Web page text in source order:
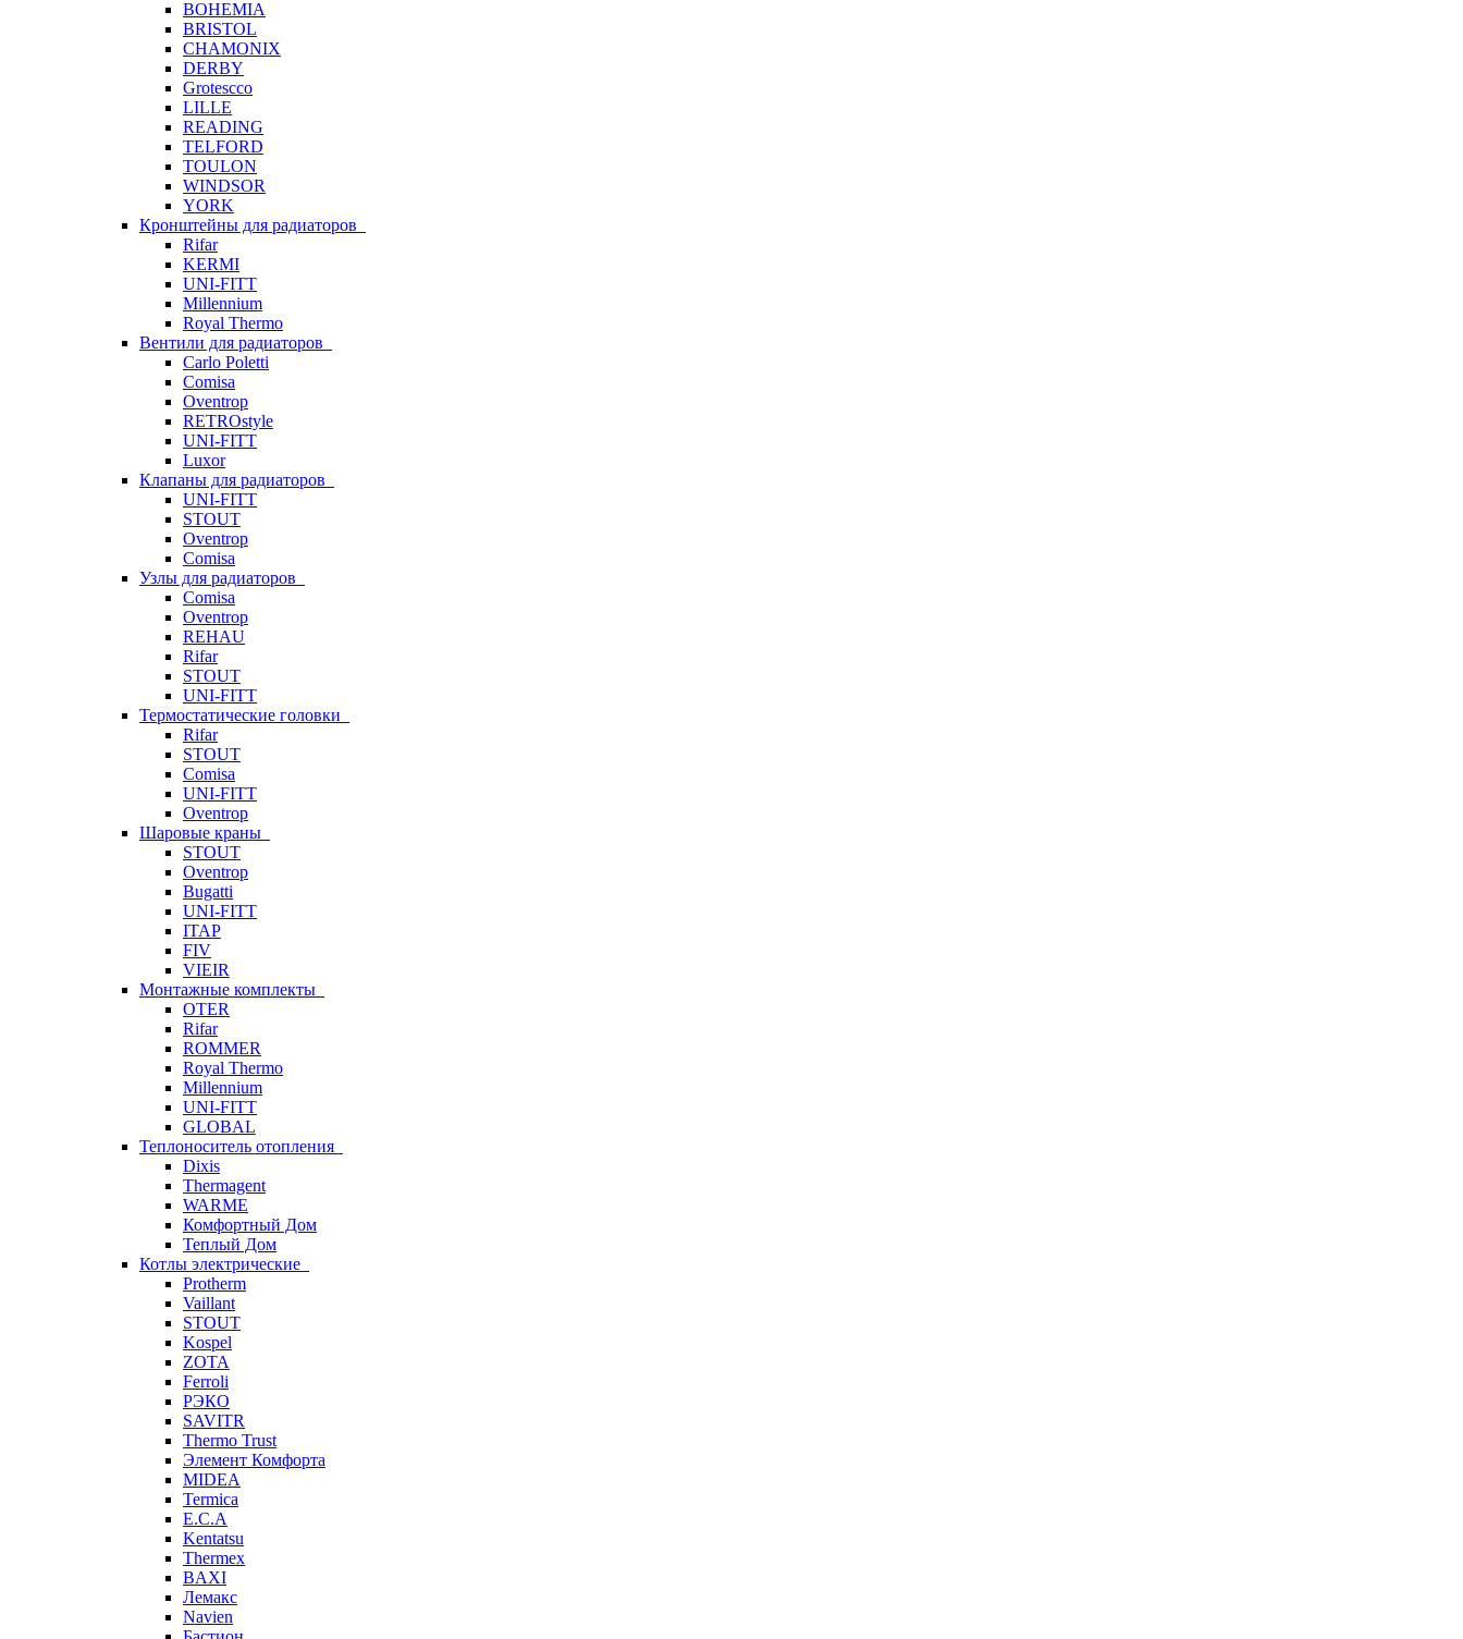
BOHEMIA
BRISTOL
CHAMONIX
DERBY
Grotescco
LILLE
READING
TELFORD
TOULON
WINDSOR
YORK
Кронштейны для радиаторов
Rifar
KERMI
UNI-FITT
Millennium
Royal Thermo
Вентили для радиаторов
Carlo Poletti
Comisa
Oventrop
RETROstyle
UNI-FITT
Luxor
Клапаны для радиаторов
UNI-FITT
STOUT
Oventrop
Comisa
Узлы для радиаторов
Comisa
Oventrop
REHAU
Rifar
STOUT
UNI-FITT
Термостатические головки
Rifar
STOUT
Comisa
UNI-FITT
Oventrop
Шаровые краны
STOUT
Oventrop
Bugatti
UNI-FITT
ITAP
FIV
VIEIR
Монтажные комплекты
OTER
Rifar
ROMMER
Royal Thermo
Millennium
UNI-FITT
GLOBAL
Теплоноситель отопления
Dixis
Thermagent
WARME
Комфортный Дом
Теплый Дом
Котлы электрические
Protherm
Vaillant
STOUT
Kospel
ZOTA
Ferroli
РЭКО
SAVITR
Thermo Trust
Элемент Комфорта
MIDEA
Termica
E.C.A
Kentatsu
Thermex
BAXI
Лемакс
Navien